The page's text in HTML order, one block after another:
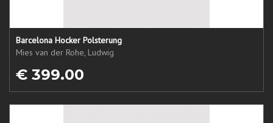
Barcelona Hocker Polsterung
Mies van der Rohe, Ludwig
€ 399.00